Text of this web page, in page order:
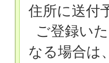
住所に送付
ご登録い
なる場合は